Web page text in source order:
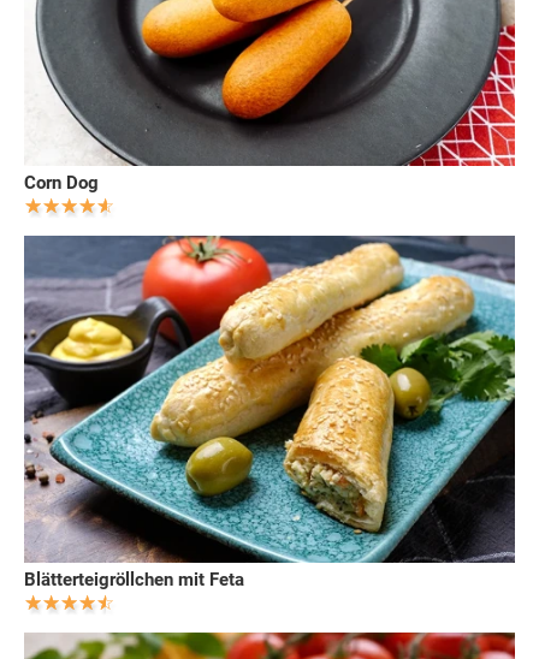
Corn Dog
Blätterteigröllchen mit Feta